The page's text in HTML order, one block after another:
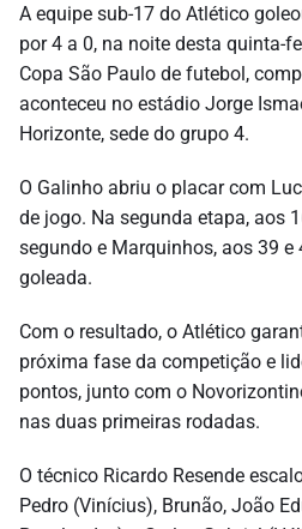
A equipe sub-17 do Atlético
por 4 a 0, na noite desta quinta-
Copa São Paulo de futebol,
aconteceu no estádio Jorge
Horizonte, sede do grupo 4.
O Galinho abriu o placar com
de jogo. Na segunda etapa, aos
segundo e Marquinhos, aos 39
goleada.
Com o resultado, o Atlético
próxima fase da competição e
pontos, junto com o
nas duas primeiras rodadas.
O técnico Ricardo Resende
Pedro (Vinícius), Brunão, João